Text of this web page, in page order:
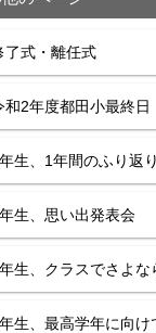
了式・離任式
2年度都田小最終日
生、1年間のふり返り
生、思い出発表会
生、クラスでさよな
生、最高学年に向け